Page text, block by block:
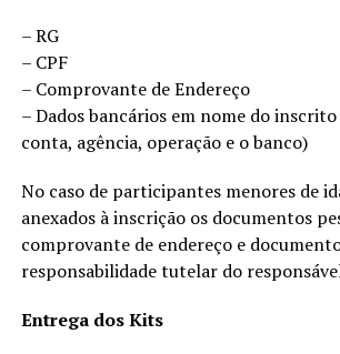
– RG
– CPF
– Comprovante de Endereço
– Dados bancários em nome do
conta, agência, operação e o banco)
No caso de participantes menores de
anexados à inscrição os documentos
comprovante de endereço e
responsabilidade tutelar do
Entrega dos Kits